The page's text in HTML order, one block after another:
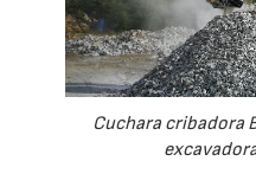
Cuchara cribadora